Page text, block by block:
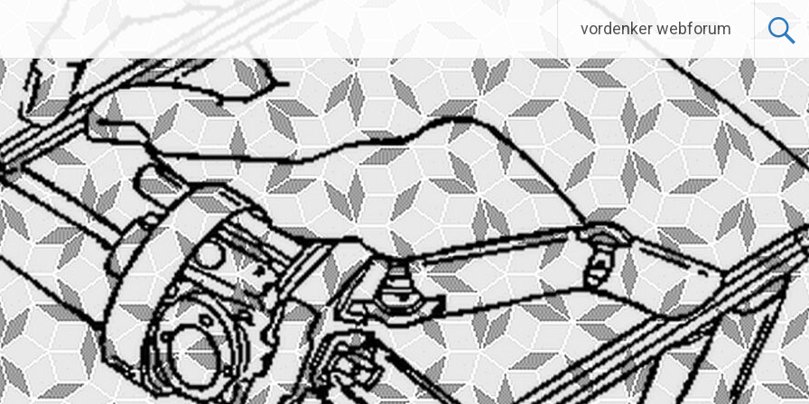
vordenker webforum